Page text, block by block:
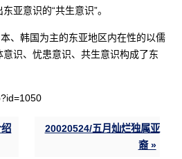
亚意识的“共生意识”。
、韩国为主的东亚地区内在性的以儒
识、忧患意识、共生意识构成了东
20020524/五月灿烂独属亚
裔 »